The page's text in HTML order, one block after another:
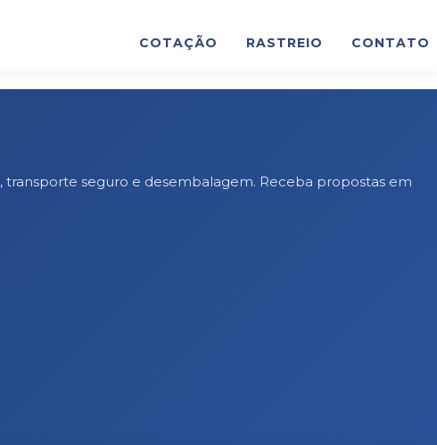
COTAÇÃO RASTREIO CONTATO
seguro e desembalagem. Receba propostas em